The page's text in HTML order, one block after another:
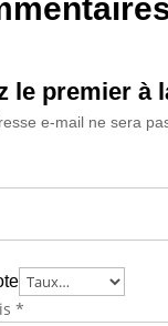
le premier à
e-mail ne sera
*